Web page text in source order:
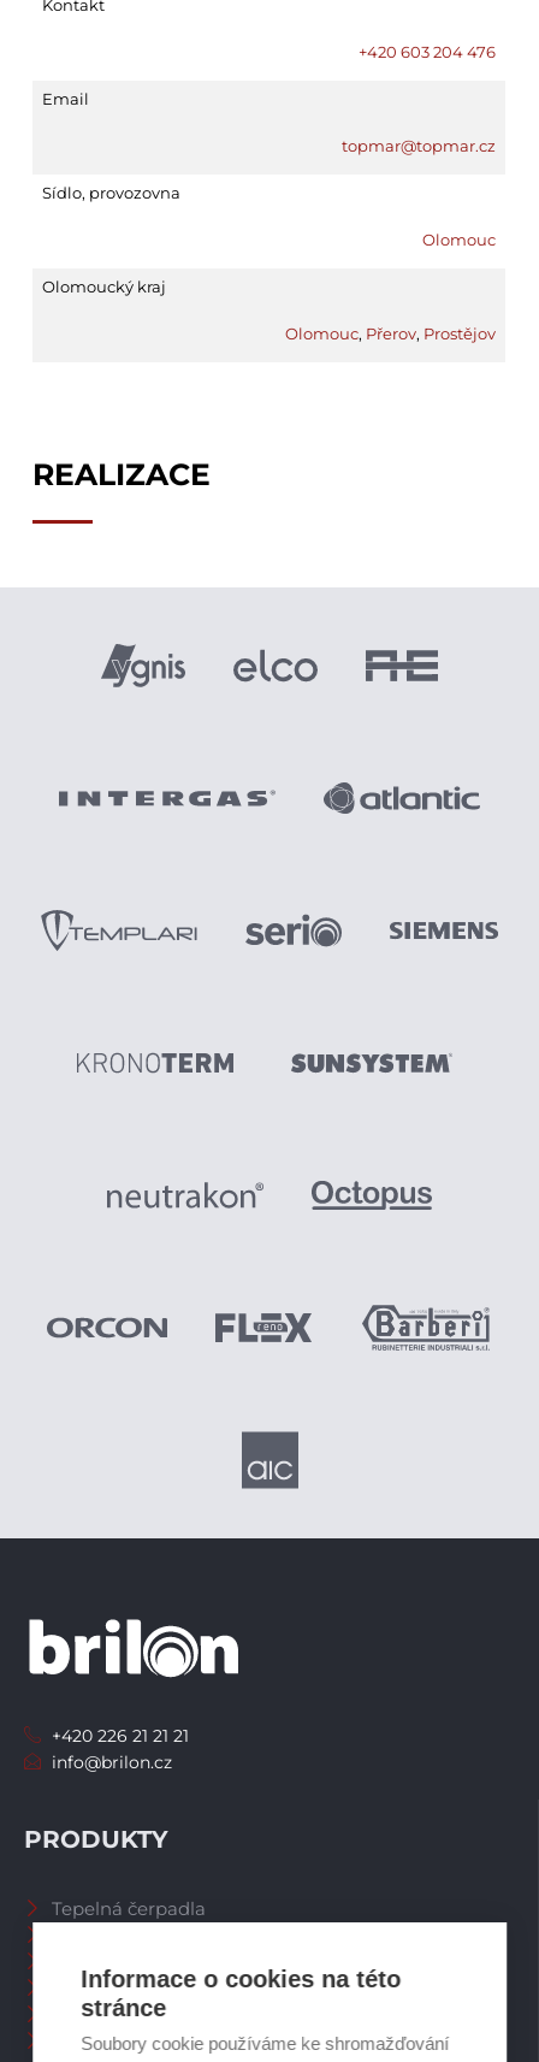
Informace o cookies na této
stránce
Soubory cookie používáme ke shromažďování
Kontakt
+420 603 204 476
Email
topmar@topmar.cz
Sídlo, provozovna
Olomouc
Olomoucký kraj
Olomouc, Přerov, Prostějov
REALIZACE
PRODUKTY
Tepelná čerpadla
Spalinové systémy
Plynové kotle
Ostatní příslušenství
+420 226 21 21 21
info@brilon.cz